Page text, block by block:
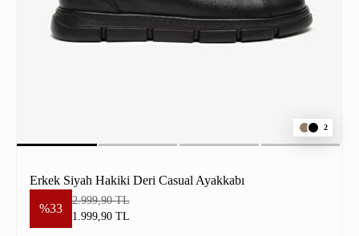
2
Erkek Siyah Hakiki Deri Casual Ayakkabı
%33
2.999,90 TL
1.999,90 TL